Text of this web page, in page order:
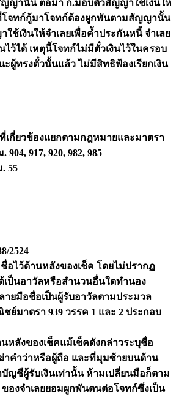
ญานั้น ต่อมา ก.มอบตั๋วสัญญาใช้เงินให้
โจทก์กู้มาโจทก์ต้องผูกพันตามสัญญานั้น
ช้เงินให้จำเลยเพื่อค้ำประกันหนี้ จำเลย
ว้ได้ เหตุนี้โจทก์ไม่มีตั๋วเงินไว้ในครอบ
ะผู้ทรงตั๋วนั้นแล้ว ไม่มีสิทธิฟ้องเรียกเงิน
เกี่ยวข้องแยกตามกฎหมายและมาตรา
904, 917, 920, 982, 985
55
2524
อไว้ด้านหลังของเช็ค โดยไม่ปรากฏ
เป็นอาวัลหรือสำนวนอื่นใดทำนอง
ายมือชื่อเป็นผู้รับอาวัลตามประมวล
ย์มาตรา 939 วรรค 1 และ 2 ประกอบ
หลังของเช็คแม้เช็คดังกล่าวระบุชื่อ
าคำว่าหรือผู้ถือ และที่มุมซ้ายบนด้าน
ญชีผู้รับเงินเท่านั้น ห้ามเปลี่ยนมือก็ตาม
องจำเลยยอมผูกพันตนต่อโจทก์ซึ่งเป็น